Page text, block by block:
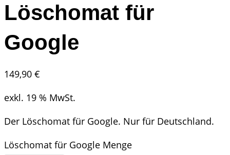
Löschomat für
Google
149,90 €
exkl. 19 % MwSt.
Der Löschomat für Google. Nur für Deutschland.
Löschomat für Google Menge